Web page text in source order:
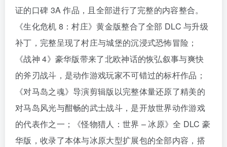
证的口碑 3A 作品，且全部进行了完整的内容整合。
《生化危机 8：村庄》黄金版整合了全部 DLC 与升级
补丁，完整呈现了村庄与城堡的沉浸式恐怖冒险；
《战神 4》豪华版带来了北欧神话的恢弘叙事与爽快
的斧刃战斗，是动作游戏玩家不可错过的标杆作品；
《对马岛之魂》导演剪辑版以完整体量还原了精美的
对马岛风光与酣畅的武士战斗，是开放世界动作游戏
的代表作之一；《怪物猎人：世界 – 冰原》全 DLC 豪
华版，收录了本体与冰原大型扩展包的全部内容，搭